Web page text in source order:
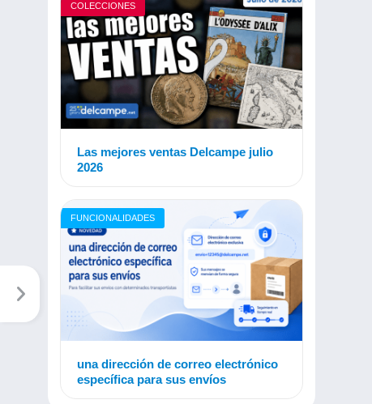
COLECCIONES
Las mejores ventas Delcampe julio
2026
FUNCIONALIDADES
una dirección de correo electrónico
específica para sus envíos